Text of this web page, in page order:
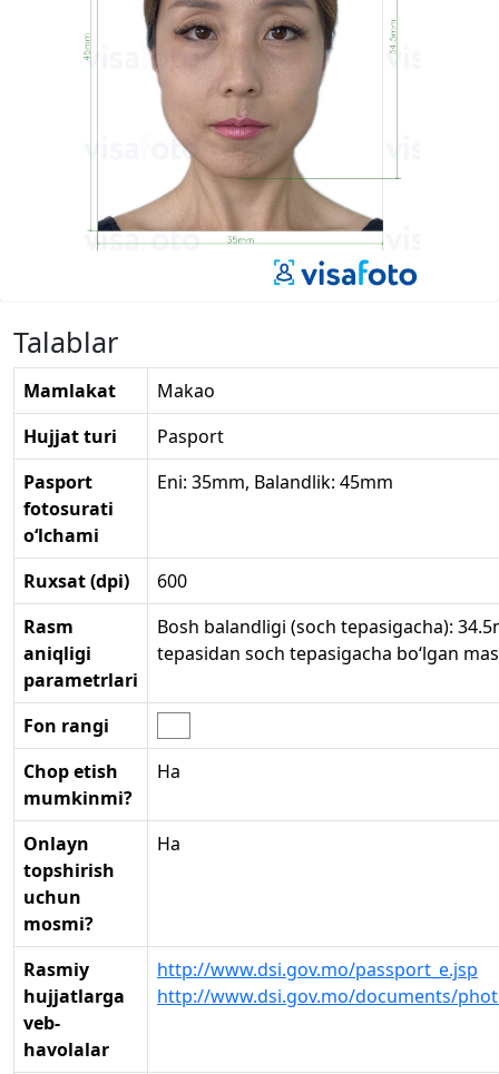
Talablar
Mamlakat
Makao
Hujjat turi
Pasport
Pasport
fotosurati
o‘lchami
Eni: 35mm, Balandlik: 45mm
Ruxsat (dpi)
600
Rasm
aniqligi
parametrlari
Bosh balandligi (soch tepasigacha):
tepasidan soch tepasigacha bo‘lgan
Fon rangi
Chop etish
mumkinmi?
Ha
Onlayn
topshirish
uchun
mosmi?
Ha
Rasmiy
hujjatlarga
veb-
havolalar
http://www.dsi.gov.mo/passport_e.jsp
http://www.dsi.gov.mo/documents/